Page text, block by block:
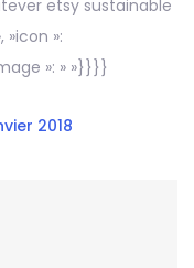
etsy sustainable
»icon »:
»: » »}}}}
2018